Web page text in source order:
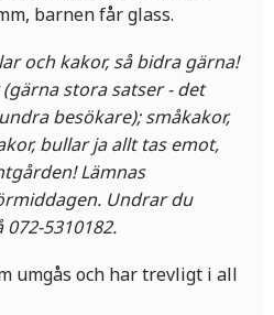
barnen får glass.
och kakor, så bidra gärna!
stora satser - det
besökare); småkakor,
bullar ja allt tas emot,
Lämnas
Undrar du
5310182.
umgås och har trevligt i all